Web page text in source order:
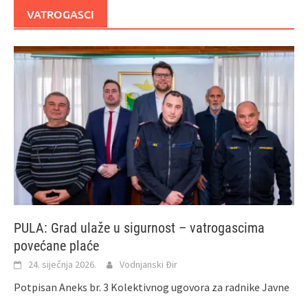
VATROGASCI
PULA: Grad ulaže u sigurnost – vatrogascima
povećane plaće
24. siječnja 2026. Vodnjanski Đir
Potpisan Aneks br. 3 Kolektivnog ugovora za radnike Javne